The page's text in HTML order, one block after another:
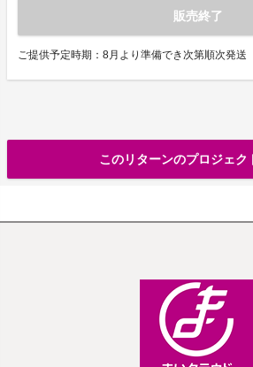
販売終了
ご提供予定時期：8月より準備でき次第順次発送
このリターンのプロジェク